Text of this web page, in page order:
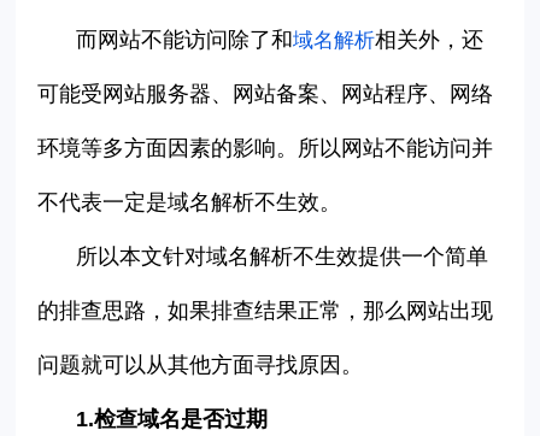
而网站不能访问除了和域名解析相关外，还
可能受网站服务器、网站备案、网站程序、网络
环境等多方面因素的影响。所以网站不能访问并
不代表一定是域名解析不生效。
所以本文针对域名解析不生效提供一个简单
的排查思路，如果排查结果正常，那么网站出现
问题就可以从其他方面寻找原因。
1.检查域名是否过期